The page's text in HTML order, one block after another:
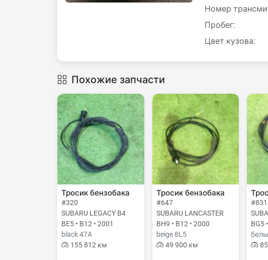
Номер
Пробег:
Цвет кузова:
Похожие запчасти
Тросик бензобака
#320
SUBARU LEGACY B4
BE5 • B12 • 2001
black 47А
155 812 км
Тросик бензобака
#647
SUBARU LANCASTER
BH9 • B12 • 2000
beige 8L5
49 900 км
#831
BG5